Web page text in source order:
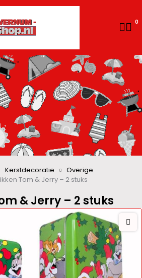
0
& Jerry – 2 stuks
Kerstdecoratie
Overige
Tom & Jerry – 2 stuks